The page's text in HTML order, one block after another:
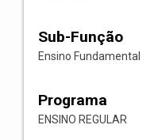
Sub-Função
Ensino Fundamental
Programa
ENSINO REGULAR